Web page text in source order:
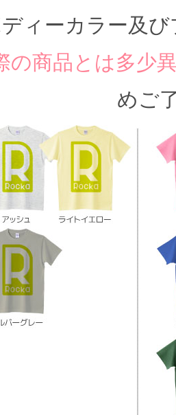
ィーカラー及
の商品とは多少
めご